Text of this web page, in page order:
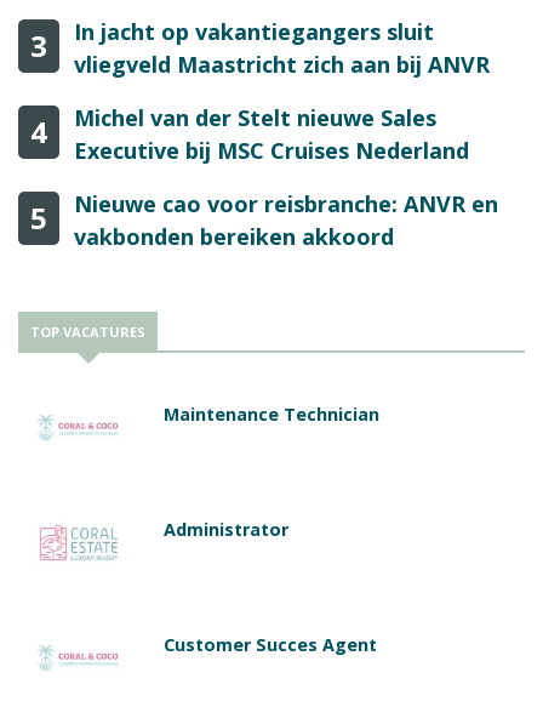
3
In jacht op vakantiegangers sluit
vliegveld Maastricht zich aan bij ANVR
4
Michel van der Stelt nieuwe Sales
Executive bij MSC Cruises Nederland
5
Nieuwe cao voor reisbranche: ANVR en
vakbonden bereiken akkoord
TOP VACATURES
Maintenance Technician
Administrator
Customer Succes Agent